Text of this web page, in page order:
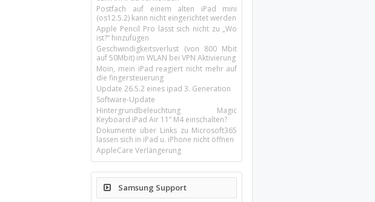
Postfach auf einem alten iPad mini
(os12.5.2) kann nicht eingerichtet werden
Apple Pencil Pro lässt sich nicht zu „Wo
ist?“ hinzufügen
Geschwindigkeitsverlust (von 800 Mbit
auf 50Mbit) im WLAN bei VPN Aktivierung
Moin, mein iPad reagiert nicht mehr auf
die fingersteuerung
Update 26.5.2 eines ipad 3. Generation
Software-Update
Hintergrundbeleuchtung Magic
Keyboard iPad Air 11’’ M4 einschalten?
Dokumente über Links zu Microsoft365
lassen sich in iPad u. iPhone nicht öffnen
AppleCare Verlängerung
Samsung Support